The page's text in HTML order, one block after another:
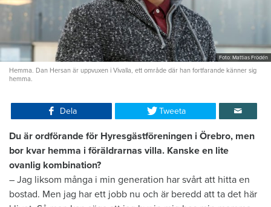
Foto: Mattias Frödén
Hemma. Dan Hersan är uppvuxen i Vivalla, ett område där han fortfarande känner sig
hemma.
Dela Tweeta
Du är ordförande för Hyresgäst­föreningen i Örebro, men
bor kvar hemma i föräldrarnas villa. Kanske en lite
ovanlig kombination?
– Jag liksom många i min generation har svårt att hitta en
bostad. Men jag har ett jobb nu och är beredd att ta det här